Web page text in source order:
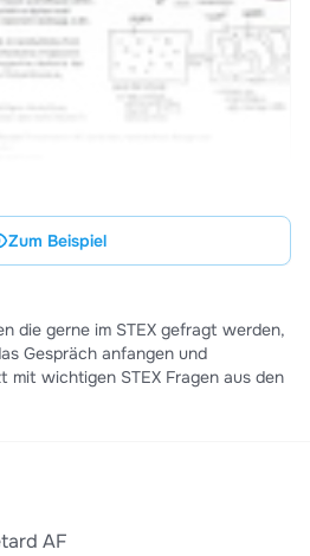
Zum Beispiel
die gerne im STEX gefragt werden,
Gespräch anfangen und
wichtigen STEX Fragen aus den
AF